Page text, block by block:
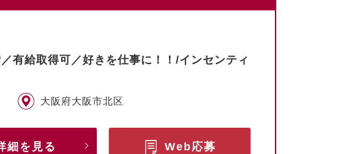
有給取得可／好きを仕事に！！/インセンティ
大阪府大阪市北区
細を見る Web応募